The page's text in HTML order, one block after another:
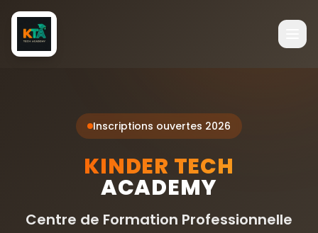
Inscriptions ouvertes 2026
KINDER TECH
ACADEMY
Centre de Formation Professionnelle